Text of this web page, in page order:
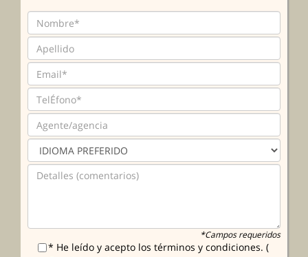
*Campos requeridos
* He leído y acepto los términos y condiciones. (